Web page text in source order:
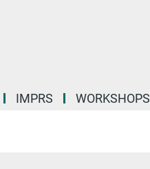
IMPRS WORKSHOPS